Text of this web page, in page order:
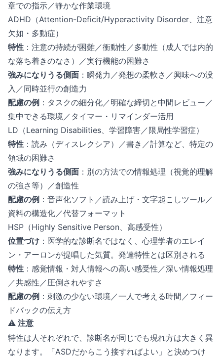
章での指示／静かな作業環境
ADHD（Attention-Deficit/Hyperactivity Disorder、注意
欠如・多動症）
特性 ：注意の持続が困難／衝動性／多動性（成人では内的
な落ち着きのなさ）／実行機能の困難さ
強みになりうる側面 ：瞬発力／発想の柔軟さ／興味への没
入／同時並行の創造力
配慮の例 ：タスクの細分化／明確な締切と中間レビュー／
集中できる環境／タイマー・リマインダー活用
LD（Learning Disabilities、学習障害／限局性学習症）
特性 ：読み（ディスレクシア）／書き／計算など、特定の
領域の困難さ
強みになりうる側面 ：別の方法での情報処理（視覚的理解
の強さ等）／創造性
配慮の例 ：音声化ソフト／読み上げ・文字起こしツール／
資料の構造化／代替フォーマット
HSP（Highly Sensitive Person、高感受性）
位置づけ ：医学的な診断名ではなく、心理学者のエレイ
ン・アーロンが提唱した気質。発達特性とは区別される
特性 ：感覚情報・対人情報への高い感受性／深い情報処理
／共感性／圧倒されやすさ
配慮の例 ：刺激の少ない環境／一人で考える時間／フィー
ドバックの伝え方
⚠️ 注意
特性は人それぞれで、診断名が同じでも現れ方は大きく異
なります。「ASDだからこう接すればよい」と決めつけ